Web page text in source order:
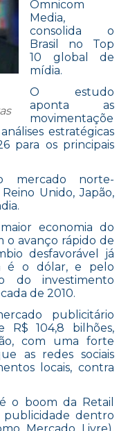
Omnicom
Media,
consolida o
Brasil no Top
10 global de
mídia.
O estudo
aponta as
movimentaçõe
estratégicas
para os principais
mercado norte-
Unido, Japão,
economia do
o avanço rápido de
desfavorável já
é o dólar, e pelo
do investimento
de 2010.
publicitário
R$ 104,8 bilhões,
com uma forte
as redes sociais
locais, contra
o boom da Retail
publicidade dentro